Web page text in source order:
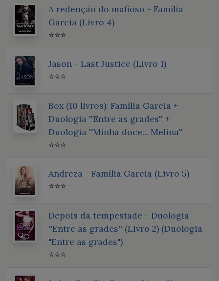
A redenção do mafioso - Família
Garcia (Livro 4)
⭐⭐⭐
Jason - Last Justice (Livro 1)
⭐⭐⭐
Box (10 livros): Família Garcia +
Duologia ''Entre as grades'' +
Duologia ''Minha doce... Melina''
⭐⭐⭐
Andreza - Família Garcia (Livro 5)
⭐⭐⭐
Depois da tempestade - Duologia
''Entre as grades'' (Livro 2) (Duologia
"Entre as grades")
⭐⭐⭐